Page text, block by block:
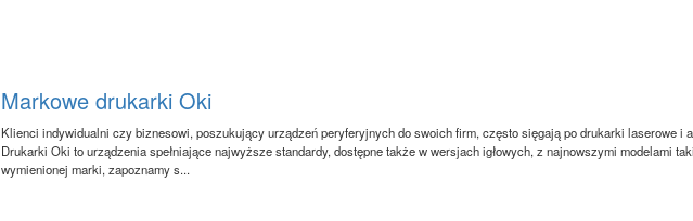
Markowe drukarki Oki
Klienci indywidualni czy biznesowi, poszukujący urządzeń peryferyjnych do swoich firm, często sięgają po drukarki laserowe i
Drukarki Oki to urządzenia spełniające najwyższe standardy, dostępne także w wersjach igłowych, z najnowszymi modelami
wymienionej marki, zapoznamy s...